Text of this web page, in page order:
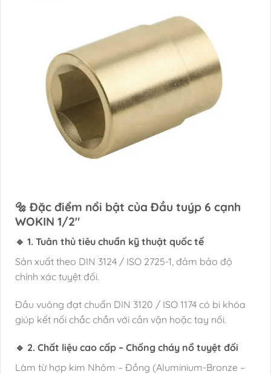
🔩 Đặc điểm nổi bật của Đầu tuýp 6 cạnh
WOKIN 1/2″
🔹 1. Tuân thủ tiêu chuẩn kỹ thuật quốc tế
Sản xuất theo DIN 3124 / ISO 2725-1, đảm bảo độ
chính xác tuyệt đối.
Đầu vuông đạt chuẩn DIN 3120 / ISO 1174 có bi khóa
giúp kết nối chắc chắn với cần vặn hoặc tay nối.
🔹 2. Chất liệu cao cấp – Chống cháy nổ tuyệt đối
Làm từ hợp kim Nhôm – Đồng (Aluminium-Bronze –